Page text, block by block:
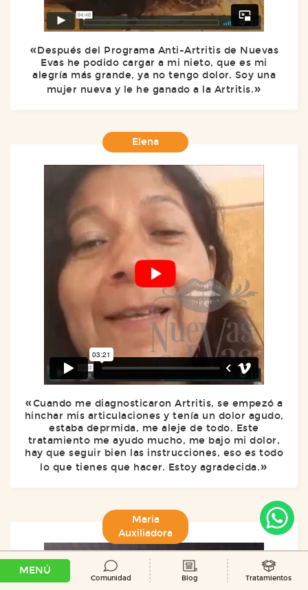
Después del Programa Anti-Artritis de Nuevas
Evas he podido cargar a mi nieto, que es mi
alegría más grande, ya no tengo dolor. Soy una
mujer nueva y le he ganado a la Artritis.
Elena
Cuando me diagnosticaron Artritis, se empezó a
hinchar mis articulaciones y tenía un dolor agudo,
estaba deprmida, me aleje de todo. Este
tratamiento me ayudo mucho, me bajo mi dolor,
hay que seguir bien las instrucciones, eso es todo
lo que tienes que hacer. Estoy agradecida.
Maria
Auxiliadora
MENÚ
Comunidad Blog Tratamientos